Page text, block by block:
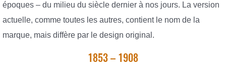
époques – du milieu du siècle dernier à nos jours. La version
actuelle, comme toutes les autres, contient le nom de la
marque, mais diffère par le design original.
1853 – 1908